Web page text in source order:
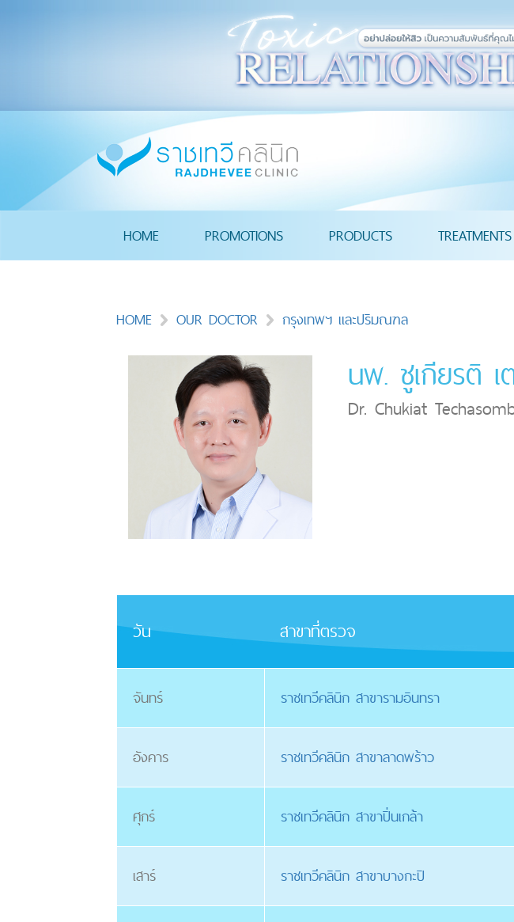
HOME PROMOTIONS PRODUCTS TREATMENTS
HOME OUR DOCTOR กรุงเทพฯ และปริมณฑล
นพ. ชูเกียรติ
Dr. Chukiat
วัน สาขาที่ตรวจ
จันทร์ ราชเทวีคลินิก สาขารามอินทรา
อังคาร ราชเทวีคลินิก สาขาลาดพร้าว
ศุกร์ ราชเทวีคลินิก สาขาปิ่นเกล้า
เสาร์ ราชเทวีคลินิก สาขาบางกะปิ